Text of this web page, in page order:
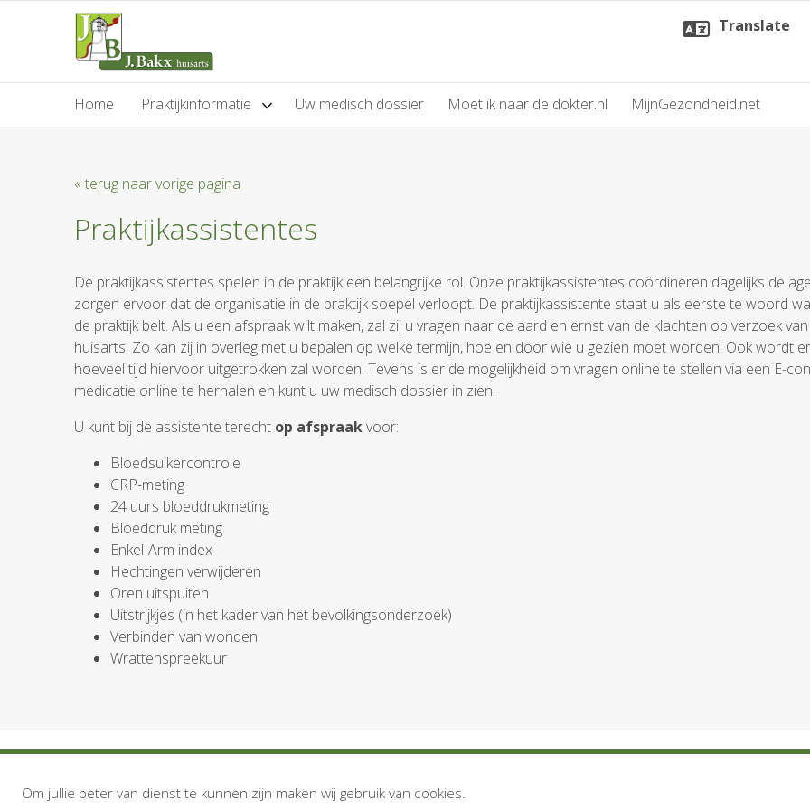
Translate
Home Praktijkinformatie Uw medisch dossier Moet ik naar de dokter.nl MijnGezondheid.net
« terug naar vorige pagina
Praktijkassistentes
De praktijkassistentes spelen in de praktijk een belangrijke rol. Onze praktijkassistentes coördineren dagelijks de
zorgen ervoor dat de organisatie in de praktijk soepel verloopt. De praktijkassistente staat u als eerste te woord
de praktijk belt. Als u een afspraak wilt maken, zal zij u vragen naar de aard en ernst van de klachten op verzoek
huisarts. Zo kan zij in overleg met u bepalen op welke termijn, hoe en door wie u gezien moet worden. Ook wordt
hoeveel tijd hiervoor uitgetrokken zal worden. Tevens is er de mogelijkheid om vragen online te stellen via een E-
medicatie online te herhalen en kunt u uw medisch dossier in zien.
U kunt bij de assistente terecht op afspraakvoor:
Bloedsuikercontrole
CRP-meting
24 uurs bloeddrukmeting
Bloeddruk meting
Enkel-Arm index
Hechtingen verwijderen
Oren uitspuiten
Uitstrijkjes (in het kader van het bevolkingsonderzoek)
Verbinden van wonden
Wrattenspreekuur
Privacystatement
Om jullie beter van dienst te kunnen zijn maken wij gebruik van cookies.